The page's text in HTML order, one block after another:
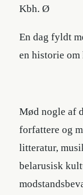
Kbh. Ø
En dag fyldt
en historie om
Mød nogle af
forfattere og
litteratur,
belarusisk